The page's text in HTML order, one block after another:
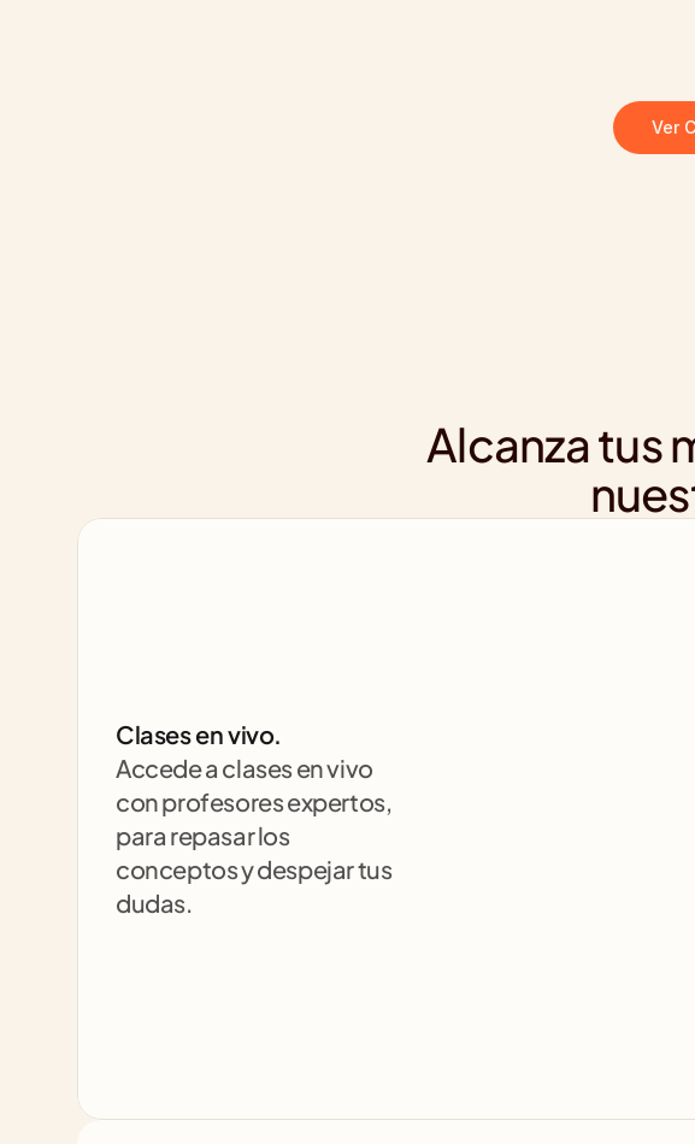
Ver
Alcanza tus
Clases en vivo.
Accede a clases en vivo
con profesores expertos,
para repasar los
conceptos y despejar tus
dudas.